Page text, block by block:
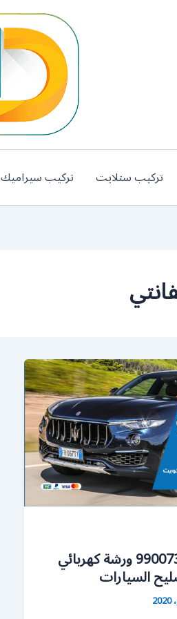
تركيب ستلايت تركيب سيراميك
كراج ليفانتي 99007366 ورشة كهربائي
السيارات